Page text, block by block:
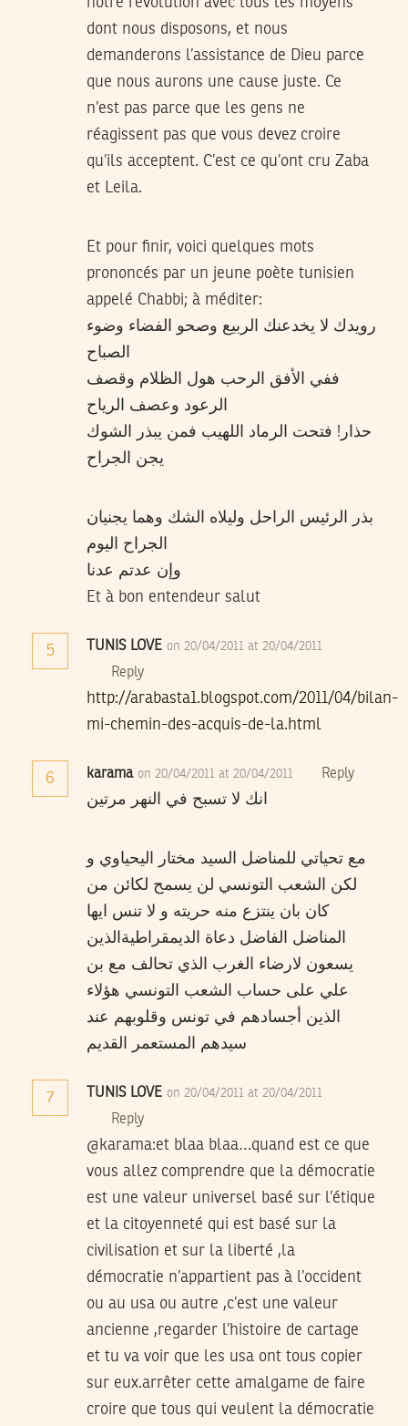
dont nous disposons, et nous
demanderons l’assistance de Dieu parce
que nous aurons une cause juste. Ce
n’est pas parce que les gens ne
réagissent pas que vous devez croire
qu’ils acceptent. C’est ce qu’ont cru Zaba
et Leila.
Et pour finir, voici quelques mots
prononcés par un jeune poète tunisien
appelé Chabbi; à méditer:
رويدك لا يخدعنك الربيع وصحو الفضاء وضوء
الصباح
ففي الأفق الرحب هول الظلام وقصف
الرعود وعصف الرياح
حذار! فتحت الرماد اللهيب فمن يبذر الشوك
يجن الجراح
بذر الرئيس الراحل وليلاه الشك وهما يجنيان
الجراح اليوم
وإن عدتم عدنا
Et à bon entendeur salut
5 TUNIS LOVE on 20/04/2011 at 20/04/2011
Reply
http://arabasta1.blogspot.com/2011/04/bilan-
mi-chemin-des-acquis-de-la.html
6 karama on 20/04/2011 at 20/04/2011 Reply
انك لا تسبح في النهر مرتين
مع تحياتي للمناضل السيد مختار اليحياوي و
لكن الشعب التونسي لن يسمح لكائن من
كان بان ينتزع منه حريته و لا تنس ايها
المناضل الفاضل دعاة الديمقراطيةالذين
يسعون لارضاء الغرب الذي تحالف مع بن
علي على حساب الشعب التونسي هؤلاء
الذين أجسادهم في تونس وقلوبهم عند
سيدهم المستعمر القديم
7 TUNIS LOVE on 20/04/2011 at 20/04/2011
Reply
@karama:et blaa blaa…quand est ce que
vous allez comprendre que la démocratie
est une valeur universel basé sur l’étique
et la citoyenneté qui est basé sur la
civilisation et sur la liberté ,la
démocratie n’appartient pas à l’occident
ou au usa ou autre ,c’est une valeur
ancienne ,regarder l’histoire de cartage
et tu va voir que les usa ont tous copier
sur eux.arrêter cette amalgame de faire
croire que tous qui veulent la démocratie